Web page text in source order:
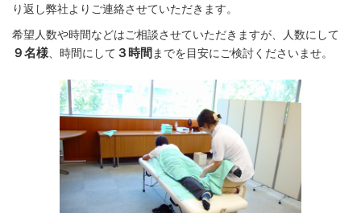
り返し弊社よりご連絡させていただきます。
希望人数や時間などはご相談させていただきますが、
人数にして
９名様 、時間にして ３時間 までを目安にご検討くださいませ。